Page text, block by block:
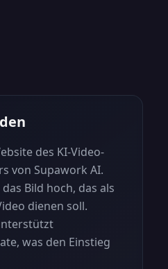
des KI-Video-
von Supawork AI.
Bild hoch, das als
dienen soll.
was den Einstieg